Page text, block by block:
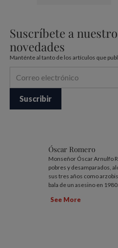
Suscríbete a
novedades
Manténte al tanto de los artículos que
Óscar Romero
Monseñor Óscar Arnulfo
pobres y desamparados,
sus tres años como
bala de un asesino en 1980.
See More